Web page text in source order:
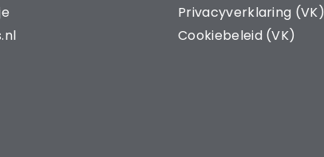
Privacyverklaring (VK)
Cookiebeleid (VK)